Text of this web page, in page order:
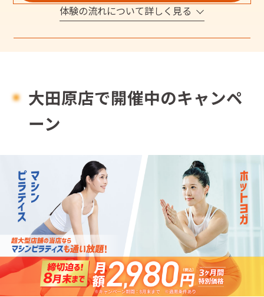
体験の流れについて詳しく見る
大田原店で開催中のキャンペ
ーン